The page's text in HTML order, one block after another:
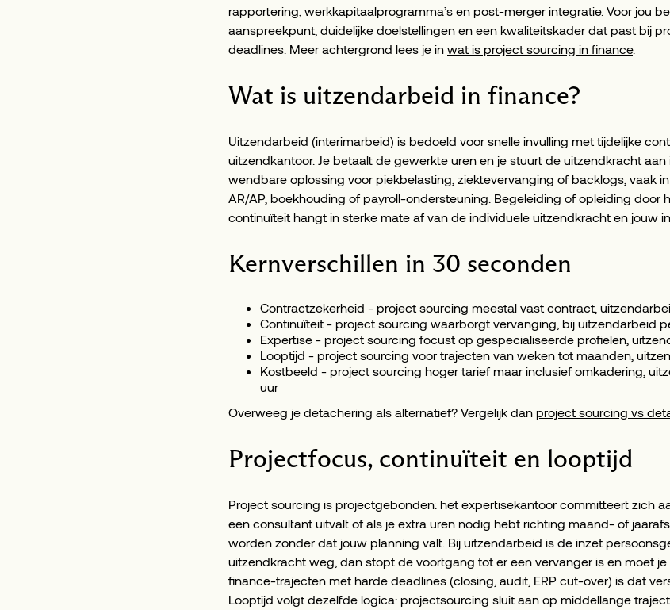
rapportering, werkkapitaalprogramma’s en post-merger integratie. Voor jou
aanspreekpunt, duidelijke doelstellingen en een kwaliteitskader dat past bij
deadlines. Meer achtergrond lees je in wat is project sourcing in finance.
Wat is uitzendarbeid in finance?
Uitzendarbeid (interimarbeid) is bedoeld voor snelle invulling met tijdelijke
uitzendkantoor. Je betaalt de gewerkte uren en je stuurt de uitzendkracht aan
wendbare oplossing voor piekbelasting, ziektevervanging of backlogs, vaak
AR/AP, boekhouding of payroll-ondersteuning. Begeleiding of opleiding door
continuïteit hangt in sterke mate af van de individuele uitzendkracht en jouw
Kernverschillen in 30 seconden
Contractzekerheid - project sourcing meestal vast contract,
Continuïteit - project sourcing waarborgt vervanging, bij uitzendarbeid
Expertise - project sourcing focust op gespecialiseerde profielen,
Looptijd - project sourcing voor trajecten van weken tot maanden,
Kostbeeld - project sourcing hoger tarief maar inclusief omkadering,
uur
Overweeg je detachering als alternatief? Vergelijk dan project sourcing vs
Projectfocus, continuïteit en looptijd
Project sourcing is projectgebonden: het expertisekantoor committeert zich
een consultant uitvalt of als je extra uren nodig hebt richting maand- of
worden zonder dat jouw planning valt. Bij uitzendarbeid is de inzet
uitzendkracht weg, dan stopt de voortgang tot er een vervanger is en moet
finance-trajecten met harde deadlines (closing, audit, ERP cut-over) is dat
Looptijd volgt dezelfde logica: projectsourcing sluit aan op middellange